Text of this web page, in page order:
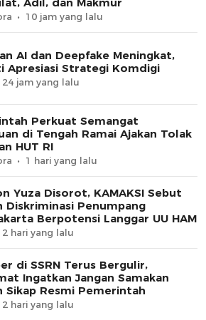
10 jam yang lalu
AI dan Deepfake Meningkat,
Apresiasi Strategi Komdigi
24 jam yang lalu
Perkuat Semangat
di Tengah Ramai Ajakan Tolak
HUT RI
1 hari yang lalu
Yuza Disorot, KAMAKSI Sebut
Diskriminasi Penumpang
Berpotensi Langgar UU HAM
2 hari yang lalu
di SSRN Terus Bergulir,
Ingatkan Jangan Samakan
Sikap Resmi Pemerintah
2 hari yang lalu